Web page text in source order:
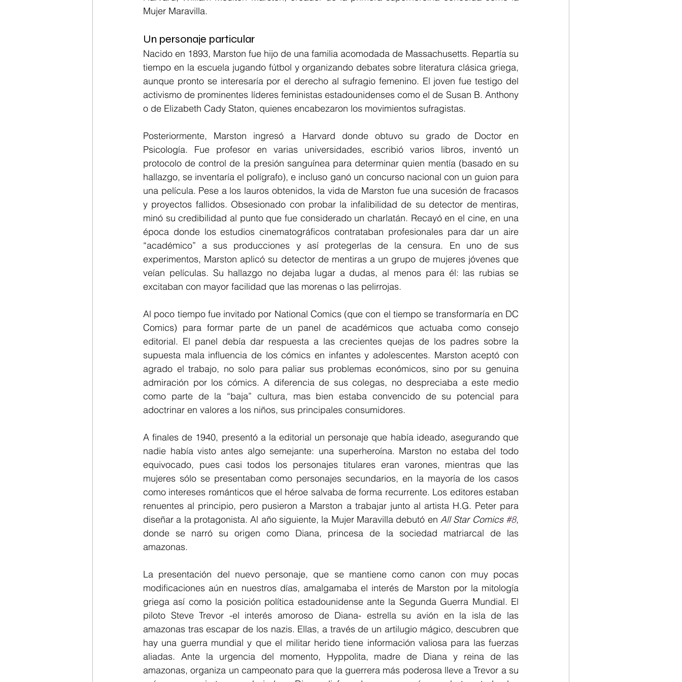
Mujer Maravilla.
Un personaje particular
Nacido en 1893, Marston fue hijo de una familia acomodada de Massachusetts. Repartía su
tiempo en la escuela jugando fútbol y organizando debates sobre literatura clásica griega,
aunque pronto se interesaría por el derecho al sufragio femenino. El joven fue testigo del
activismo de prominentes líderes feministas estadounidenses como el de Susan B. Anthony
o de Elizabeth Cady Staton, quienes encabezaron los movimientos sufragistas.
Posteriormente, Marston ingresó a Harvard donde obtuvo su grado de Doctor en
Psicología. Fue profesor en varias universidades, escribió varios libros, inventó un
protocolo de control de la presión sanguínea para determinar quien mentía (basado en su
hallazgo, se inventaría el polígrafo), e incluso ganó un concurso nacional con un guion para
una película. Pese a los lauros obtenidos, la vida de Marston fue una sucesión de fracasos
y proyectos fallidos. Obsesionado con probar la infalibilidad de su detector de mentiras,
minó su credibilidad al punto que fue considerado un charlatán. Recayó en el cine, en una
época donde los estudios cinematográficos contrataban profesionales para dar un aire
“académico” a sus producciones y así protegerlas de la censura. En uno de sus
experimentos, Marston aplicó su detector de mentiras a un grupo de mujeres jóvenes que
veían películas. Su hallazgo no dejaba lugar a dudas, al menos para él: las rubias se
excitaban con mayor facilidad que las morenas o las pelirrojas.
Al poco tiempo fue invitado por National Comics (que con el tiempo se transformaría en DC
Comics) para formar parte de un panel de académicos que actuaba como consejo
editorial. El panel debía dar respuesta a las crecientes quejas de los padres sobre la
supuesta mala influencia de los cómics en infantes y adolescentes. Marston aceptó con
agrado el trabajo, no solo para paliar sus problemas económicos, sino por su genuina
admiración por los cómics. A diferencia de sus colegas, no despreciaba a este medio
como parte de la “baja” cultura, mas bien estaba convencido de su potencial para
adoctrinar en valores a los niños, sus principales consumidores.
A finales de 1940, presentó a la editorial un personaje que había ideado, asegurando que
nadie había visto antes algo semejante: una superheroína. Marston no estaba del todo
equivocado, pues casi todos los personajes titulares eran varones, mientras que las
mujeres sólo se presentaban como personajes secundarios, en la mayoría de los casos
como intereses románticos que el héroe salvaba de forma recurrente. Los editores estaban
renuentes al principio, pero pusieron a Marston a trabajar junto al artista H.G. Peter para
diseñar a la protagonista. Al año siguiente, la Mujer Maravilla debutó en All Star Comics #8
donde se narró su origen como Diana, princesa de la sociedad matriarcal de las
amazonas.
La presentación del nuevo personaje, que se mantiene como canon con muy pocas
modificaciones aún en nuestros días, amalgamaba el interés de Marston por la mitología
griega así como la posición política estadounidense ante la Segunda Guerra Mundial. El
piloto Steve Trevor -el interés amoroso de Diana- estrella su avión en la isla de las
amazonas tras escapar de los nazis. Ellas, a través de un artilugio mágico, descubren que
hay una guerra mundial y que el militar herido tiene información valiosa para las fuerzas
aliadas. Ante la urgencia del momento, Hyppolita, madre de Diana y reina de las
amazonas, organiza un campeonato para que la guerrera más poderosa lleve a Trevor a su